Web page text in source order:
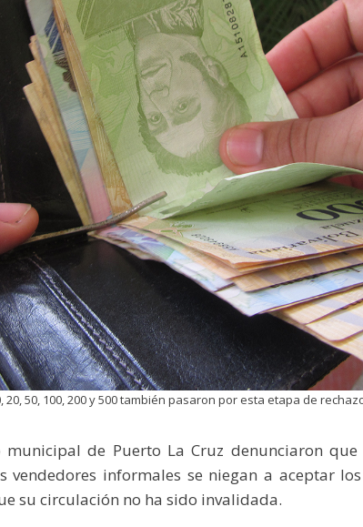
20, 50, 100, 200 y 500 también pasaron por esta etapa de
de Puerto La Cruz denunciaron que
vendedores informales se niegan a aceptar
su circulación no ha sido invalidada.